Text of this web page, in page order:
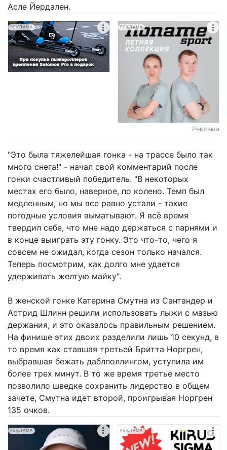
Асле Йердален.
РЕКЛАМА РЕКЛАМА
Реклама
"Это была тяжелейшая гонка - на трассе было так
много снега!" - начал свой комментарий после
гонки счастливый победитель. "В некоторых
местах его было, наверное, по колено. Темп был
медленным, но мы все равно устали - такие
погодные условия выматывают. Я всё время
твердил себе, что мне надо держаться с парнями и
в конце выиграть эту гонку. Это что-то, чего я
совсем не ожидал, когда сезон только начался.
Теперь посмотрим, как долго мне удается
удерживать желтую майку".
В женской гонке Катерина Смутна из Сантандер и
Астрид Шлинн решили использовать лыжи с мазью
держания, и это оказалось правильным решением.
На финише этих двоих разделили лишь 10 секунд, в
то время как ставшая третьей Бритта Норгрен,
выбравшая бежать даблполлингом, уступила им
более трех минут. В то же время третье место
позволило шведке сохранить лидерство в общем
зачете, Смутна идет второй, проигрывая Норгрен
135 очков.
РЕКЛАМА РЕКЛАМА